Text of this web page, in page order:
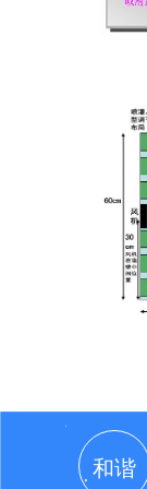
和谐